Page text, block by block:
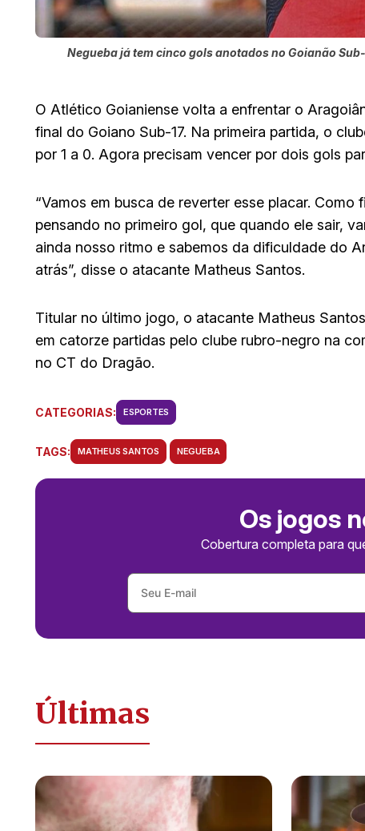
Negueba já tem cinco gols anotados no Goianão
O Atlético Goianiense volta a enfrentar o
final do Goiano Sub-17. Na primeira partida, o
por 1 a 0. Agora precisam vencer por dois gols
“Vamos em busca de reverter esse placar.
pensando no primeiro gol, que quando ele sair,
ainda nosso ritmo e sabemos da dificuldade do
atrás”, disse o atacante Matheus Santos.
Titular no último jogo, o atacante Matheus
em catorze partidas pelo clube rubro-negro na
no CT do Dragão.
CATEGORIAS: ESPORTES
TAGS: MATHEUS SANTOS NEGUEBA
Os jogos
Cobertura completa para
Últimas